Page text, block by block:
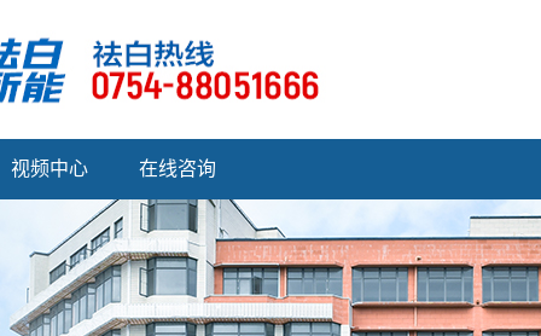
视频中心 在线咨询